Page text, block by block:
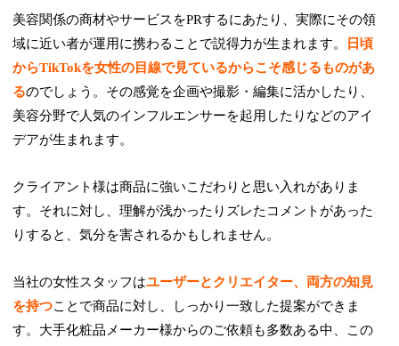
美容関係の商材やサービスをPRするにあたり、実際にその領
域に近い者が運用に携わることで説得力が生まれます。
日頃
からTikTokを女性の目線で見ているからこそ感じるものがあ
るのでしょう。その感覚を企画や撮影・編集に活かしたり、
美容分野で人気のインフルエンサーを起用したりなどのアイ
デアが生まれます。
クライアント様は商品に強いこだわりと思い入れがありま
す。それに対し、理解が浅かったりズレたコメントがあった
りすると、気分を害されるかもしれません。
当社の女性スタッフはユーザーとクリエイター、両方の知見
を持つことで商品に対し、しっかり一致した提案ができま
す。大手化粧品メーカー様からのご依頼も多数ある中、この